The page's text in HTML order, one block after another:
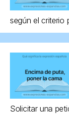
según el criterio
Solicitar una